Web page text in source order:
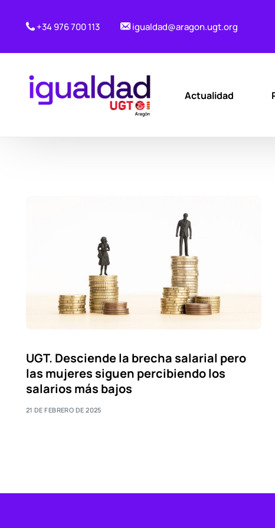
+34 976 700 113 igualdad@aragon.ugt.org
Actualidad
UGT. Desciende la brecha salarial pero
las mujeres siguen percibiendo los
salarios más bajos
21 DE FEBRERO DE 2025